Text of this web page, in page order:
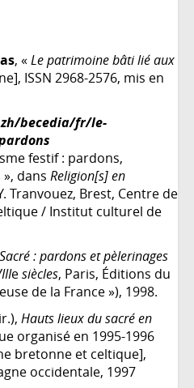
, «Le patrimoine bâti lié aux
ISSN 2968-2576, mis en
becedia/fr/le-
festif : pardons,
dans Religion[s] en
Tranvouez, Brest, Centre de
/ Institut culturel de
: pardons et pèlerinages
esiècles, Paris, Éditions du
de la France »), 1998.
Hauts lieux du sacré en
organisé en 1995-1996
bretonne et celtique],
occidentale, 1997